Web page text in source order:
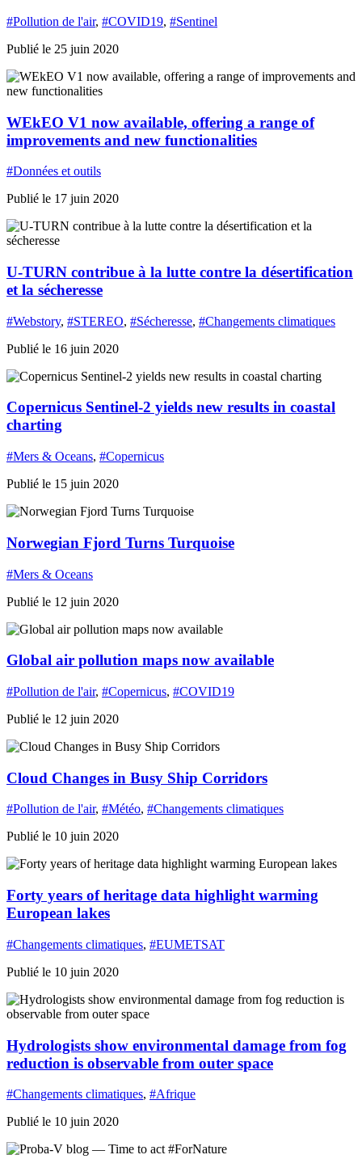
#Pollution de l'air, #COVID19, #Sentinel
Publié le 25 juin 2020
WEkEO V1 now available, offering a range of
improvements and new functionalities
#Données et outils
Publié le 17 juin 2020
U-TURN contribue à la lutte contre la désertification
et la sécheresse
#Webstory, #STEREO, #Sécheresse, #Changements climatiques
Publié le 16 juin 2020
Copernicus Sentinel-2 yields new results in coastal
charting
#Mers & Oceans, #Copernicus
Publié le 15 juin 2020
Norwegian Fjord Turns Turquoise
#Mers & Oceans
Publié le 12 juin 2020
Global air pollution maps now available
#Pollution de l'air, #Copernicus, #COVID19
Publié le 12 juin 2020
Cloud Changes in Busy Ship Corridors
#Pollution de l'air, #Météo, #Changements climatiques
Publié le 10 juin 2020
Forty years of heritage data highlight warming
European lakes
#Changements climatiques, #EUMETSAT
Publié le 10 juin 2020
Hydrologists show environmental damage from fog
reduction is observable from outer space
#Changements climatiques, #Afrique
Publié le 10 juin 2020